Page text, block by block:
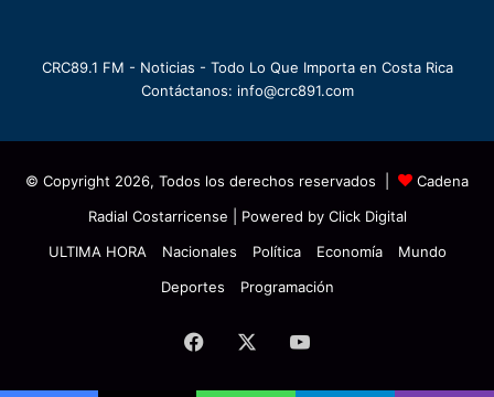
CRC89.1 FM - Noticias - Todo Lo Que Importa en Costa Rica
Contáctanos: info@crc891.com
© Copyright 2026, Todos los derechos reservados |
Cadena
Radial Costarricense | Powered by Click Digital
ULTIMA HORA
Nacionales Política Economía
Mundo
Deportes
Programación
Facebook YouTube